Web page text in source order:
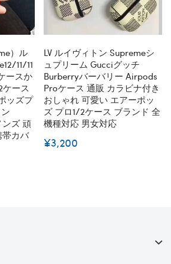
）ル
11/11
ースか
ース
ッズプ
ズ 頑
カバ
LV ルイヴィトン Supremeシ
ュプリーム Gucciグッチ
Burberryバーバリー Airpods
Proケース 通販 カラビナ付き
おしゃれ 可愛い エアーポッ
ズ プロ1/2ケース ブランド 全
機種対応 男女対応
¥3,200